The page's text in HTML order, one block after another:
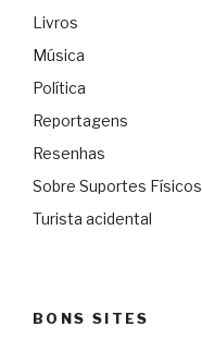
Livros
Música
Política
Reportagens
Resenhas
Sobre Suportes Físicos
Turista acidental
BONS SITES